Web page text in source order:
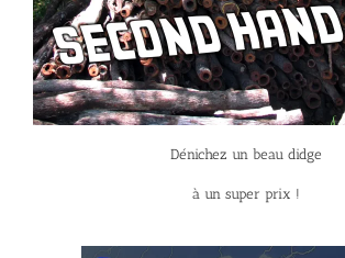
Dénichez un beau didge
à un super prix !